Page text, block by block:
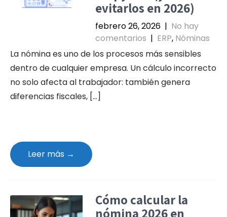
evitarlos en 2026)
febrero 26, 2026 | No hay
comentarios | ERP, Nóminas
La nómina es uno de los procesos más sensibles
dentro de cualquier empresa. Un cálculo incorrecto
no solo afecta al trabajador: también genera
diferencias fiscales, […]
Leer más →
Cómo calcular la
nómina 2026 en